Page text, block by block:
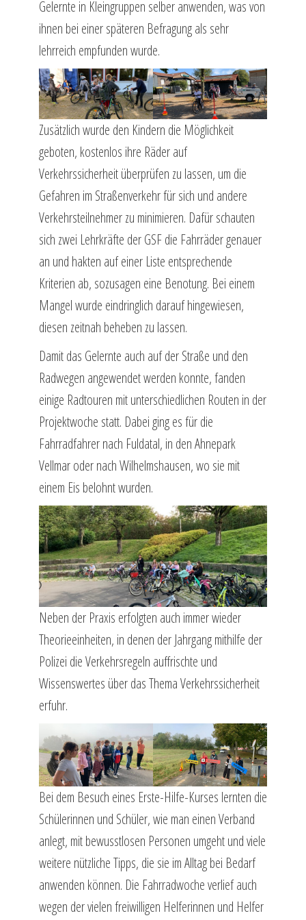
Gelernte in Kleingruppen selber anwenden, was von
ihnen bei einer späteren Befragung als sehr
lehrreich empfunden wurde.
Zusätzlich wurde den Kindern die Möglichkeit
geboten, kostenlos ihre Räder auf
Verkehrssicherheit überprüfen zu lassen, um die
Gefahren im Straßenverkehr für sich und andere
Verkehrsteilnehmer zu minimieren. Dafür schauten
sich zwei Lehrkräfte der GSF die Fahrräder genauer
an und hakten auf einer Liste entsprechende
Kriterien ab, sozusagen eine Benotung. Bei einem
Mangel wurde eindringlich darauf hingewiesen,
diesen zeitnah beheben zu lassen.
Damit das Gelernte auch auf der Straße und den
Radwegen angewendet werden konnte, fanden
einige Radtouren mit unterschiedlichen Routen in der
Projektwoche statt. Dabei ging es für die
Fahrradfahrer nach Fuldatal, in den Ahnepark
Vellmar oder nach Wilhelmshausen, wo sie mit
einem Eis belohnt wurden.
Neben der Praxis erfolgten auch immer wieder
Theorieeinheiten, in denen der Jahrgang mithilfe der
Polizei die Verkehrsregeln auffrischte und
Wissenswertes über das Thema Verkehrssicherheit
erfuhr.
Bei dem Besuch eines Erste-Hilfe-Kurses lernten die
Schülerinnen und Schüler, wie man einen Verband
anlegt, mit bewusstlosen Personen umgeht und viele
weitere nützliche Tipps, die sie im Alltag bei Bedarf
anwenden können. Die Fahrradwoche verlief auch
wegen der vielen freiwilligen Helferinnen und Helfer